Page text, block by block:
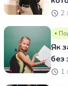
2
Як
без
1